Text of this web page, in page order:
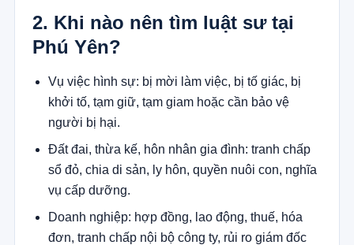
2. Khi nào nên tìm luật sư tại
Phú Yên?
Vụ việc hình sự: bị mời làm việc, bị tố giác, bị
khởi tố, tạm giữ, tạm giam hoặc cần bảo vệ
người bị hại.
Đất đai, thừa kế, hôn nhân gia đình: tranh chấp
sổ đỏ, chia di sản, ly hôn, quyền nuôi con, nghĩa
vụ cấp dưỡng.
Doanh nghiệp: hợp đồng, lao động, thuế, hóa
đơn, tranh chấp nội bộ công ty, rủi ro giám đốc